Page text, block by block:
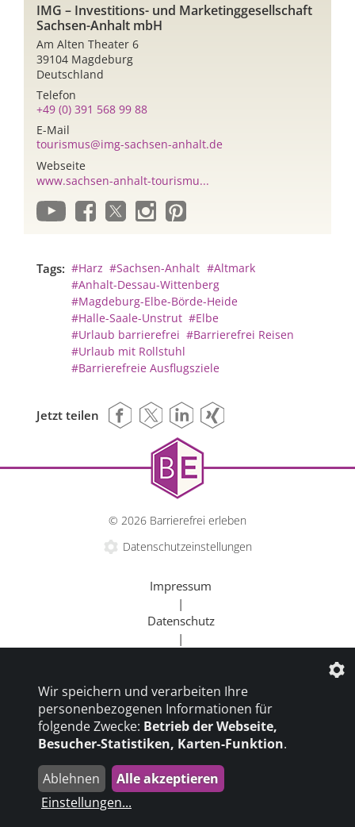
IMG – Investitions- und Marketing­gesellschaft
Sachsen-Anhalt mbH
Am Alten Theater 6
39104 Magdeburg
Deutschland
Telefon
+49 (0) 391 568 99 88
E-Mail
tourismus@img-sachsen-anhalt.de
Webseite
www.sachsen-anhalt-tourismu...
Tags: #Harz #Sachsen-Anhalt #Altmark
#Anhalt-Dessau-Wittenberg
#Magdeburg-Elbe-Börde-Heide
#Halle-Saale-Unstrut #Elbe
#Urlaub barrierefrei #Barrierefrei Reisen
#Urlaub mit Rollstuhl
#Barrierefreie Ausflugsziele
Jetzt teilen
© 2026 Barrierefrei erleben
Datenschutzeinstellungen
Impressum
|
Datenschutz
|
Beratung
|
Goldener Rollstuhl
|
die profilschmiede - Internetagentur
Wir speichern und verarbeiten Ihre
personenbezogenen Informationen für
folgende Zwecke: Betrieb der Webseite,
Besucher-Statistiken, Karten-Funktion.
Ablehnen
Alle akzeptieren
Einstellungen...